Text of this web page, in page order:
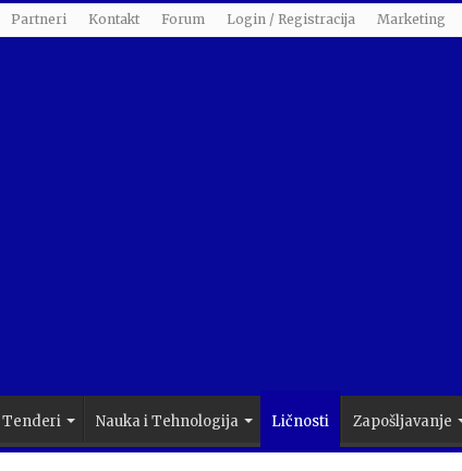
Partneri Kontakt Forum Login / Registracija Marketing
Nauka i Tehnologija Ličnosti Zapošljavanje